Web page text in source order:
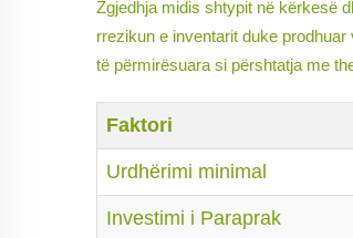
Zgjedhja midis shtypit në kërkesë
rrezikun e inventarit duke
të përmirësuara si përshtatja me
Faktori
Urdhërimi minimal
Investimi i Paraprak